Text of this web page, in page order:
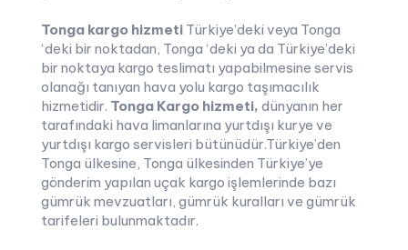
Tonga kargo hizmeti Türkiye’deki veya Tonga
‘deki bir noktadan, Tonga ‘deki ya da Türkiye’deki
bir noktaya kargo teslimatı yapabilmesine servis
olanağı tanıyan hava yolu kargo taşımacılık
hizmetidir. Tonga Kargo hizmeti, dünyanın her
tarafındaki hava limanlarına yurtdışı kurye ve
yurtdışı kargo servisleri bütünüdür.Türkiye’den
Tonga ülkesine, Tonga ülkesinden Türkiye’ye
gönderim yapılan uçak kargo işlemlerinde bazı
gümrük mevzuatları, gümrük kuralları ve gümrük
tarifeleri bulunmaktadır.